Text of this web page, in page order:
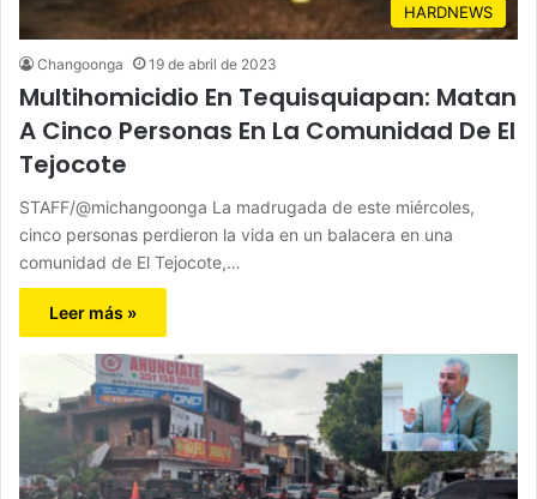
HARDNEWS
Changoonga 19 de abril de 2023
Multihomicidio En Tequisquiapan: Matan
A Cinco Personas En La Comunidad De El
Tejocote
STAFF/@michangoonga La madrugada de este miércoles,
cinco personas perdieron la vida en un balacera en una
comunidad de El Tejocote,…
Leer más »